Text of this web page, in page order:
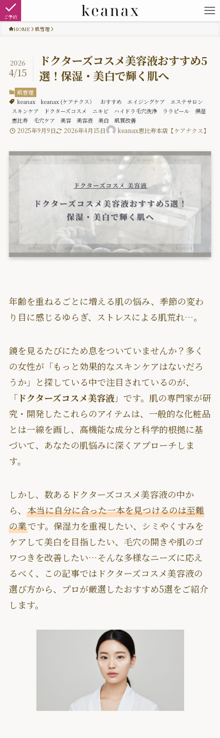
ご予約
HOME 肌管理
ドクターズコスメ美容液おすすめ5
選！保湿・美白で輝く肌へ
2026
4/15
肌管理
keanax
keanax (ケアナクス） おすすめ エイジングケア
エステサロン
スキンケア
ドクターズコスメ ニキビ ハイドラ毛穴洗浄 ララピール
保湿
恵比寿
毛穴ケア 美容 美容液 美白 肌質改善
2025年9月9日 2026年4月15日 keanax恵比寿本店【ケアナクス】
年齢を重ねるごとに増える肌の悩み、季節の変わ
り目に感じるゆらぎ、ストレスによる肌荒れ…。
鏡を見るたびにため息をついていませんか？多く
の女性が「もっと効果的なスキンケアはないだろ
うか」と探している中で注目されているのが、
「ドクターズコスメ美容液」です。肌の専門家が研
究・開発したこれらのアイテムは、一般的な化粧品
とは一線を画し、高機能な成分と科学的根拠に基
づいて、あなたの肌悩みに深くアプローチしま
す。
しかし、数あるドクターズコスメ美容液の中か
ら、 本当に自分に合った一本を見つけるのは至難
の業です。保湿力を重視したい、シミやくすみを
ケアして美白を目指したい、毛穴の開きや肌のゴ
ワつきを改善したい…そんな多様なニーズに応え
るべく、この記事ではドクターズコスメ美容液の
選び方から、プロが厳選したおすすめ5選をご紹介
します。